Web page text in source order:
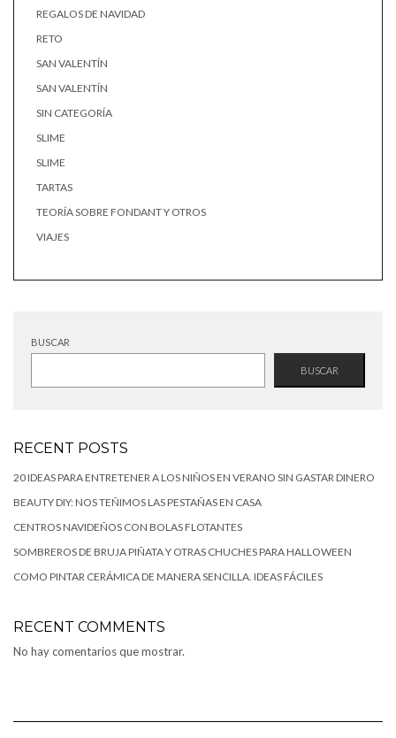
REGALOS DE NAVIDAD
RETO
SAN VALENTÍN
SAN VALENTÍN
SIN CATEGORÍA
SLIME
SLIME
TARTAS
TEORÍA SOBRE FONDANT Y OTROS
VIAJES
BUSCAR
BUSCAR
RECENT POSTS
20 IDEAS PARA ENTRETENER A LOS NIÑOS EN VERANO SIN GASTAR DINERO
BEAUTY DIY: NOS TEÑIMOS LAS PESTAÑAS EN CASA
CENTROS NAVIDEÑOS CON BOLAS FLOTANTES
SOMBREROS DE BRUJA PIÑATA Y OTRAS CHUCHES PARA HALLOWEEN
COMO PINTAR CERÁMICA DE MANERA SENCILLA. IDEAS FÁCILES
RECENT COMMENTS
No hay comentarios que mostrar.